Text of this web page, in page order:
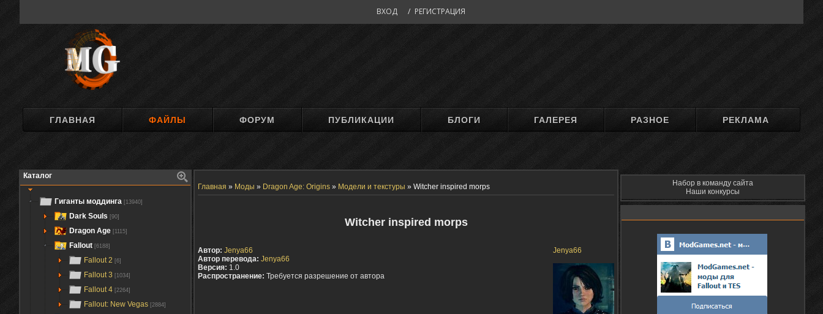
ВХОД / РЕГИСТРАЦИЯ
ГЛАВНАЯ ФАЙЛЫ ФОРУМ ПУБЛИКАЦИИ БЛОГИ ГАЛЕРЕЯ РАЗНОЕ РЕКЛАМА
Каталог
Гиганты моддинга [13940]
Dark Souls [90]
Dragon Age [1115]
Fallout [6188]
Fallout 2 [6]
Fallout 3 [1034]
Fallout 4 [2264]
Fallout: New Vegas [2884]
Главная » Моды » Dragon Age: Origins » Модели и текстуры » Witcher inspired morps
Witcher inspired morps
Jenya66
Автор: Jenya66
Автор перевода: Jenya66
Версия: 1.0
Распространение: Требуется разрешение от автора
Набор в команду сайта
Наши конкурсы